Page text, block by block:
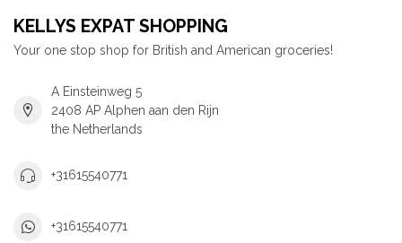
KELLYS EXPAT SHOPPING
Your one stop shop for British and American groceries!
A Einsteinweg 5
2408 AP Alphen aan den Rijn
the Netherlands
+31615540771
+31615540771